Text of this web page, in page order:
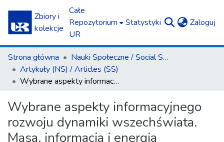
Zbiory i
kolekcje
Całe
Repozytorium
UR
Statystyki Zaloguj
Strona główna
Nauki Społeczne / Social Sciences
Artykuły (NS) / Articles (SS)
Wybrane aspekty informacyjnego rozwoju dynamiki wszechświata. Masa, informacja i energia
Wybrane aspekty informacyjnego
rozwoju dynamiki wszechświata.
Masa, informacja i energia